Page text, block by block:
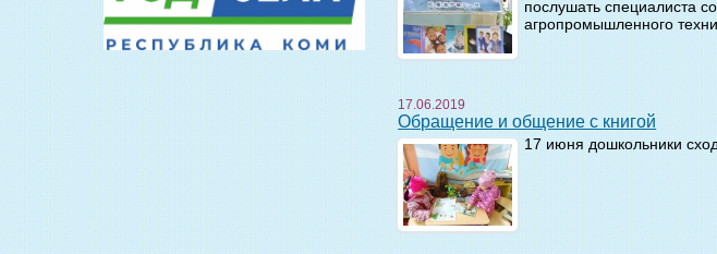
послушать специалиста
агропромышленного
17.06.2019
Обращение и общение с книгой
17 июня дошкольники